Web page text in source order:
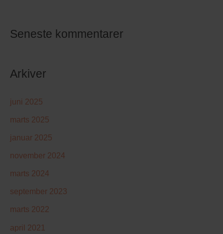
Seneste kommentarer
Arkiver
juni 2025
marts 2025
januar 2025
november 2024
marts 2024
september 2023
marts 2022
april 2021